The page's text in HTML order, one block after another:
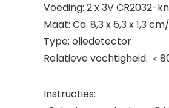
Voeding: 2 x 3V
Maat: Ca. 8,3 x 5,3 x 1,3
Type: oliedetector
Relatieve vochtigheid: ＜
Instructies: